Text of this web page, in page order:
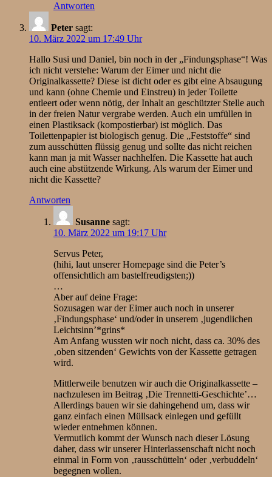
Antworten
Peter sagt:
10. März 2022 um 17:49 Uhr
Hallo Susi und Daniel, bin noch in der „Findungsphase“! Was
ich nicht verstehe: Warum der Eimer und nicht die
Originalkassette? Diese ist dicht oder es gibt eine Absaugung
und kann (ohne Chemie und Einstreu) in jeder Toilette
entleert oder wenn nötig, der Inhalt an geschützter Stelle auch
in der freien Natur vergrabe werden. Auch ein umfüllen in
einen Plastiksack (kompostierbar) ist möglich. Das
Toilettenpapier ist biologisch genug. Die „Feststoffe“ sind
zum ausschütten flüssig genug und sollte das nicht reichen
kann man ja mit Wasser nachhelfen. Die Kassette hat auch
auch eine abstützende Wirkung. Als warum der Eimer und
nicht die Kassette?
Antworten
Susanne sagt:
10. März 2022 um 19:17 Uhr
Servus Peter,
(hihi, laut unserer Homepage sind die Peter’s
offensichtlich am bastelfreudigsten;))
…
Aber auf deine Frage:
Sozusagen war der Eimer auch noch in unserer
‚Findungsphase‘ und/oder in unserem ‚jugendlichen
Leichtsinn’*grins*
Am Anfang wussten wir noch nicht, dass ca. 30% des
‚oben sitzenden‘ Gewichts von der Kassette getragen
wird.
Mittlerweile benutzen wir auch die Originalkassette –
nachzulesen im Beitrag ‚Die Trennetti-Geschichte’…
Allerdings bauen wir sie dahingehend um, dass wir
ganz einfach einen Müllsack einlegen und gefüllt
wieder entnehmen können.
Vermutlich kommt der Wunsch nach dieser Lösung
daher, dass wir unserer Hinterlassenschaft nicht noch
einmal in Form von ‚rausschütteln‘ oder ‚verbuddeln‘
begegnen wollen.